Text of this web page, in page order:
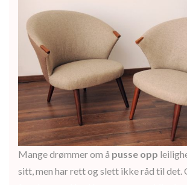
Mange drømmer om å pusse opp
sitt, men har rett og slett ikke råd til det.